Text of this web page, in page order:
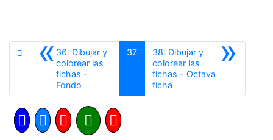
«36: Dibujar y
colorear las
fichas -
Fondo
37 »
38: Dibujar y
colorear las
fichas - Octava
fichaSiguiente